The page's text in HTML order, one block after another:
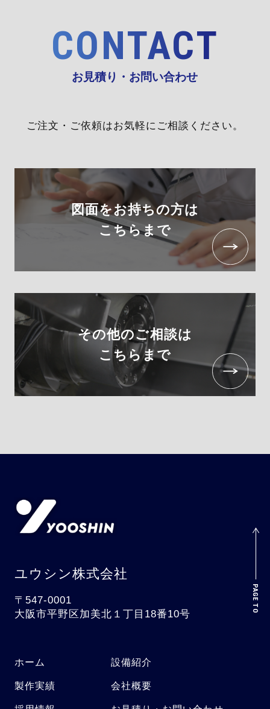
CONTACT
お見積り・お問い合わせ
ご注文・ご依頼はお気軽にご相談ください。
図面をお持ちの方は
こちらまで
その他のご相談は
こちらまで
ユウシン株式会社
〒547-0001
大阪市平野区加美北１丁目18番10号
ホーム 設備紹介
製作実績 会社概要